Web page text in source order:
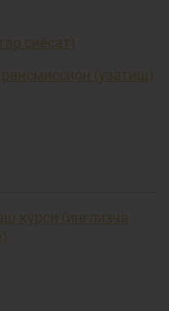
сиёсат)
(узатиш)
курси (инглизча